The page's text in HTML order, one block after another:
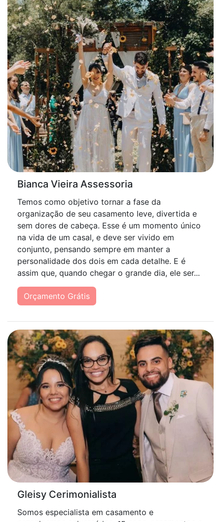
Bianca Vieira Assessoria
Temos como objetivo tornar a fase da
organização de seu casamento leve, divertida e
sem dores de cabeça. Esse é um momento único
na vida de um casal, e deve ser vivido em
conjunto, pensando sempre em manter a
personalidade dos dois em cada detalhe. E é
assim que, quando chegar o grande dia, ele ser...
Orçamento Grátis
Gleisy Cerimonialista
Somos especialista em casamento e